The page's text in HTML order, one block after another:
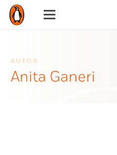
AUTOR
Anita Ganeri